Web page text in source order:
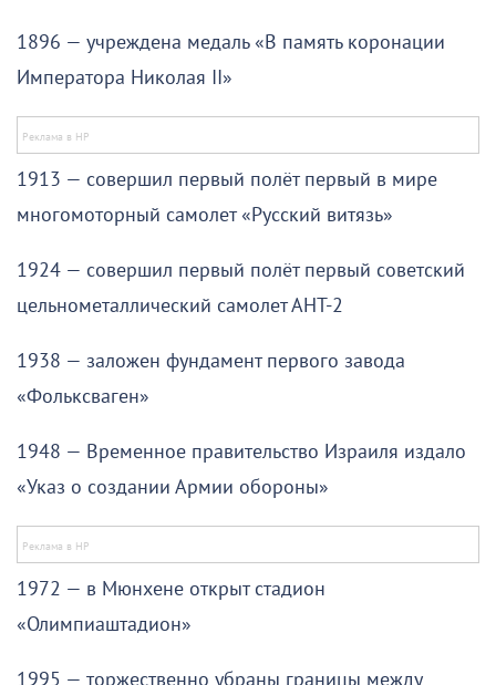
1896 — учреждена медаль «В память коронации
Императора Николая II»
1913 — совершил первый полёт первый в мире
многомоторный самолет «Русский витязь»
1924 — совершил первый полёт первый советский
цельнометаллический самолет АНТ-2
1938 — заложен фундамент первого завода
«Фольксваген»
1948 — Временное правительство Израиля издало
«Указ о создании Армии обороны»
1972 — в Мюнхене открыт стадион
«Олимпиаштадион»
1995 — торжественно убраны границы между